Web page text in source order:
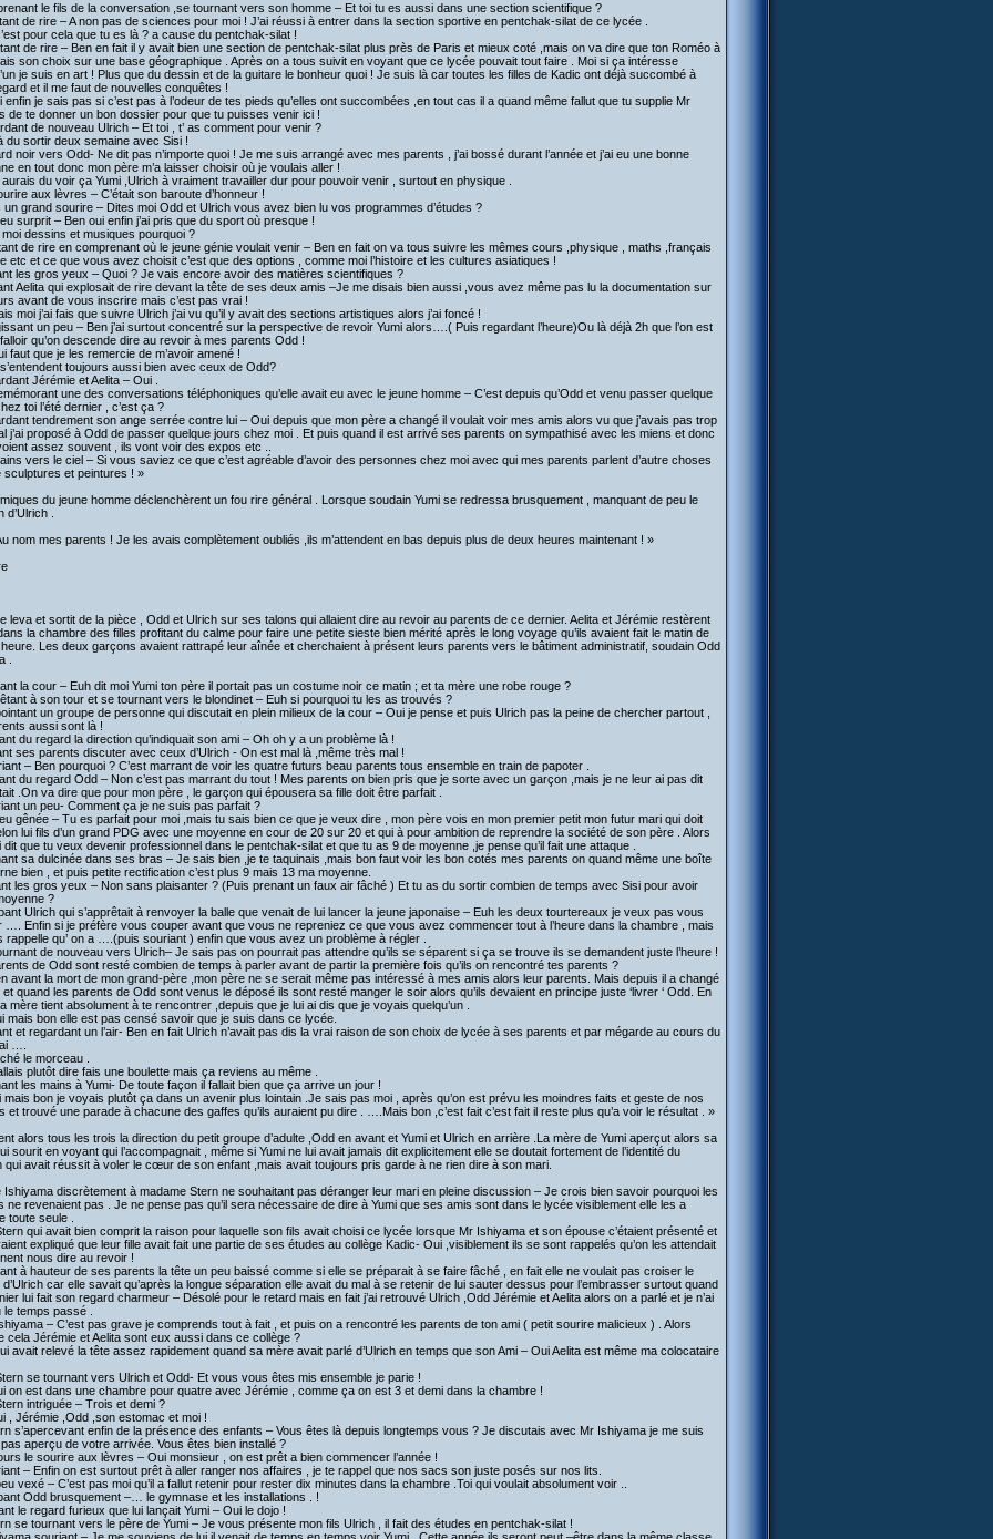
le fils de la conversation ,se tournant vers son homme – Et toi tu es aussi dans une section scientifique ?
de rire – A non pas de sciences pour moi ! J’ai réussi à entrer dans la section sportive en pentchak-silat de ce lycée .
pour cela que tu es là ? a cause du pentchak-silat !
de rire – Ben en fait il y avait bien une section de pentchak-silat plus près de Paris et mieux coté ,mais on va dire que ton Roméo à
son choix sur une base géographique . Après on a tous suivit en voyant que ce lycée pouvait tout faire . Moi si ça intéresse
je suis en art ! Plus que du dessin et de la guitare le bonheur quoi ! Je suis là car toutes les filles de Kadic ont déjà succombé à
et il me faut de nouvelles conquêtes !
enfin je sais pas si c’est pas à l’odeur de tes pieds qu’elles ont succombées ,en tout cas il a quand même fallut que tu supplie Mr
de te donner un bon dossier pour que tu puisses venir ici !
de nouveau Ulrich – Et toi , t’ as comment pour venir ?
du sortir deux semaine avec Sisi !
noir vers Odd- Ne dit pas n’importe quoi ! Je me suis arrangé avec mes parents , j’ai bossé durant l’année et j’ai eu une bonne
en tout donc mon père m’a laisser choisir où je voulais aller !
aurais du voir ça Yumi ,Ulrich à vraiment travailler dur pour pouvoir venir , surtout en physique .
aux lèvres – C’était son baroute d’honneur !
un grand sourire – Dites moi Odd et Ulrich vous avez bien lu vos programmes d’études ?
surprit – Ben oui enfin j’ai pris que du sport où presque !
dessins et musiques pourquoi ?
de rire en comprenant où le jeune génie voulait venir – Ben en fait on va tous suivre les mêmes cours ,physique , maths ,français
etc et ce que vous avez choisit c’est que des options , comme moi l’histoire et les cultures asiatiques !
les gros yeux – Quoi ? Je vais encore avoir des matières scientifiques ?
Aelita qui explosait de rire devant la tête de ses deux amis –Je me disais bien aussi ,vous avez même pas lu la documentation sur
avant de vous inscrire mais c’est pas vrai !
moi j’ai fais que suivre Ulrich j’ai vu qu’il y avait des sections artistiques alors j’ai foncé !
un peu – Ben j’ai surtout concentré sur la perspective de revoir Yumi alors….( Puis regardant l’heure)Ou là déjà 2h que l’on est
qu’on descende dire au revoir à mes parents Odd !
faut que je les remercie de m’avoir amené !
toujours aussi bien avec ceux de Odd?
Jérémie et Aelita – Oui .
une des conversations téléphoniques qu’elle avait eu avec le jeune homme – C’est depuis qu’Odd et venu passer quelque
toi l’été dernier , c’est ça ?
tendrement son ange serrée contre lui – Oui depuis que mon père a changé il voulait voir mes amis alors vu que j’avais pas trop
j’ai proposé à Odd de passer quelque jours chez moi . Et puis quand il est arrivé ses parents on sympathisé avec les miens et donc
assez souvent , ils vont voir des expos etc ..
vers le ciel – Si vous saviez ce que c’est agréable d’avoir des personnes chez moi avec qui mes parents parlent d’autre choses
sculptures et peintures ! »
du jeune homme déclenchèrent un fou rire général . Lorsque soudain Yumi se redressa brusquement , manquant de peu le
d’Ulrich .
nom mes parents ! Je les avais complètement oubliés ,ils m’attendent en bas depuis plus de deux heures maintenant ! »
leva et sortit de la pièce , Odd et Ulrich sur ses talons qui allaient dire au revoir au parents de ce dernier. Aelita et Jérémie restèrent
la chambre des filles profitant du calme pour faire une petite sieste bien mérité après le long voyage qu’ils avaient fait le matin de
Les deux garçons avaient rattrapé leur aînée et cherchaient à présent leurs parents vers le bâtiment administratif, soudain Odd
.
la cour – Euh dit moi Yumi ton père il portait pas un costume noir ce matin ; et ta mère une robe rouge ?
à son tour et se tournant vers le blondinet – Euh si pourquoi tu les as trouvés ?
un groupe de personne qui discutait en plein milieux de la cour – Oui je pense et puis Ulrich pas la peine de chercher partout ,
aussi sont là !
du regard la direction qu’indiquait son ami – Oh oh y a un problème là !
ses parents discuter avec ceux d’Ulrich - On est mal là ,même très mal !
– Ben pourquoi ? C’est marrant de voir les quatre futurs beau parents tous ensemble en train de papoter .
du regard Odd – Non c’est pas marrant du tout ! Mes parents on bien pris que je sorte avec un garçon ,mais je ne leur ai pas dit
.On va dire que pour mon père , le garçon qui épousera sa fille doit être parfait .
un peu- Comment ça je ne suis pas parfait ?
gênée – Tu es parfait pour moi ,mais tu sais bien ce que je veux dire , mon père vois en mon premier petit mon futur mari qui doit
lui fils d’un grand PDG avec une moyenne en cour de 20 sur 20 et qui à pour ambition de reprendre la société de son père . Alors
dit que tu veux devenir professionnel dans le pentchak-silat et que tu as 9 de moyenne ,je pense qu’il fait une attaque .
sa dulcinée dans ses bras – Je sais bien ,je te taquinais ,mais bon faut voir les bon cotés mes parents on quand même une boîte
bien , et puis petite rectification c’est plus 9 mais 13 ma moyenne.
les gros yeux – Non sans plaisanter ? (Puis prenant un faux air fâché ) Et tu as du sortir combien de temps avec Sisi pour avoir
?
Ulrich qui s’apprêtait à renvoyer la balle que venait de lui lancer la jeune japonaise – Euh les deux tourtereaux je veux pas vous
…. Enfin si je préfère vous couper avant que vous ne repreniez ce que vous avez commencer tout à l’heure dans la chambre , mais
rappelle qu’ on a ….(puis souriant ) enfin que vous avez un problème à régler .
de nouveau vers Ulrich– Je sais pas on pourrait pas attendre qu’ils se séparent si ça se trouve ils se demandent juste l’heure !
de Odd sont resté combien de temps à parler avant de partir la première fois qu’ils on rencontré tes parents ?
avant la mort de mon grand-père ,mon père ne se serait même pas intéressé à mes amis alors leur parents. Mais depuis il a changé
quand les parents de Odd sont venus le déposé ils sont resté manger le soir alors qu’ils devaient en principe juste ‘livrer ‘ Odd. En
mère tient absolument à te rencontrer ,depuis que je lui ai dis que je voyais quelqu’un .
mais bon elle est pas censé savoir que je suis dans ce lycée.
et regardant un l’air- Ben en fait Ulrich n’avait pas dis la vrai raison de son choix de lycée à ses parents et par mégarde au cours du
….
le morceau .
plutôt dire fais une boulette mais ça reviens au même .
les mains à Yumi- De toute façon il fallait bien que ça arrive un jour !
mais bon je voyais plutôt ça dans un avenir plus lointain .Je sais pas moi , après qu’on est prévu les moindres faits et geste de nos
et trouvé une parade à chacune des gaffes qu’ils auraient pu dire . ….Mais bon ,c’est fait c’est fait il reste plus qu’a voir le résultat . »
alors tous les trois la direction du petit groupe d’adulte ,Odd en avant et Yumi et Ulrich en arrière .La mère de Yumi aperçut alors sa
sourit en voyant qui l’accompagnait , même si Yumi ne lui avait jamais dit explicitement elle se doutait fortement de l’identité du
qui avait réussit à voler le cœur de son enfant ,mais avait toujours pris garde à ne rien dire à son mari.
Ishiyama discrètement à madame Stern ne souhaitant pas déranger leur mari en pleine discussion – Je crois bien savoir pourquoi les
ne revenaient pas . Je ne pense pas qu’il sera nécessaire de dire à Yumi que ses amis sont dans le lycée visiblement elle les a
toute seule .
qui avait bien comprit la raison pour laquelle son fils avait choisi ce lycée lorsque Mr Ishiyama et son épouse c’étaient présenté et
expliqué que leur fille avait fait une partie de ses études au collège Kadic- Oui ,visiblement ils se sont rappelés qu’on les attendait
nous dire au revoir !
à hauteur de ses parents la tête un peu baissé comme si elle se préparait à se faire fâché , en fait elle ne voulait pas croiser le
car elle savait qu’après la longue séparation elle avait du mal à se retenir de lui sauter dessus pour l’embrasser surtout quand
lui fait son regard charmeur – Désolé pour le retard mais en fait j’ai retrouvé Ulrich ,Odd Jérémie et Aelita alors on a parlé et je n’ai
temps passé .
– C’est pas grave je comprends tout à fait , et puis on a rencontré les parents de ton ami ( petit sourire malicieux ) . Alors
cela Jérémie et Aelita sont eux aussi dans ce collège ?
avait relevé la tête assez rapidement quand sa mère avait parlé d’Ulrich en temps que son Ami – Oui Aelita est même ma colocataire
se tournant vers Ulrich et Odd- Et vous vous êtes mis ensemble je parie !
on est dans une chambre pour quatre avec Jérémie , comme ça on est 3 et demi dans la chambre !
intriguée – Trois et demi ?
, Jérémie ,Odd ,son estomac et moi !
s’apercevant enfin de la présence des enfants – Vous êtes là depuis longtemps vous ? Je discutais avec Mr Ishiyama je me suis
aperçu de votre arrivée. Vous êtes bien installé ?
le sourire aux lèvres – Oui monsieur , on est prêt a bien commencer l’année !
– Enfin on est surtout prêt à aller ranger nos affaires , je te rappel que nos sacs son juste posés sur nos lits.
vexé – C’est pas moi qu’il a fallut retenir pour rester dix minutes dans la chambre .Toi qui voulait absolument voir ..
Odd brusquement –… le gymnase et les installations . !
le regard furieux que lui lançait Yumi – Oui le dojo !
se tournant vers le père de Yumi – Je vous présente mon fils Ulrich , il fait des études en pentchak-silat !